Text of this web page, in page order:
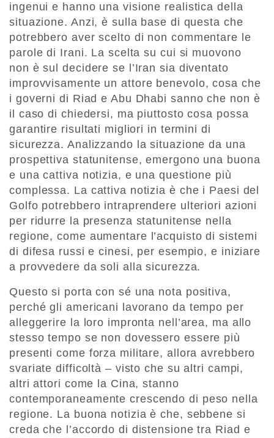
ingenui e hanno una visione realistica della
situazione. Anzi, è sulla base di questa che
potrebbero aver scelto di non commentare le
parole di Irani. La scelta su cui si muovono
non è sul decidere se l’Iran sia diventato
improvvisamente un attore benevolo, cosa che
i governi di Riad e Abu Dhabi sanno che non è
il caso di chiedersi, ma piuttosto cosa possa
garantire risultati migliori in termini di
sicurezza. Analizzando la situazione da una
prospettiva statunitense, emergono una buona
e una cattiva notizia, e una questione più
complessa. La cattiva notizia è che i Paesi del
Golfo potrebbero intraprendere ulteriori azioni
per ridurre la presenza statunitense nella
regione, come aumentare l’acquisto di sistemi
di difesa russi e cinesi, per esempio, e iniziare
a provvedere da soli alla sicurezza.
Questo si porta con sé una nota positiva,
perché gli americani lavorano da tempo per
alleggerire la loro impronta nell’area, ma allo
stesso tempo se non dovessero essere più
presenti come forza militare, allora avrebbero
svariate difficoltà – visto che su altri campi,
altri attori come la Cina, stanno
contemporaneamente crescendo di peso nella
regione. La buona notizia è che, sebbene si
creda che l’accordo di distensione tra Riad e